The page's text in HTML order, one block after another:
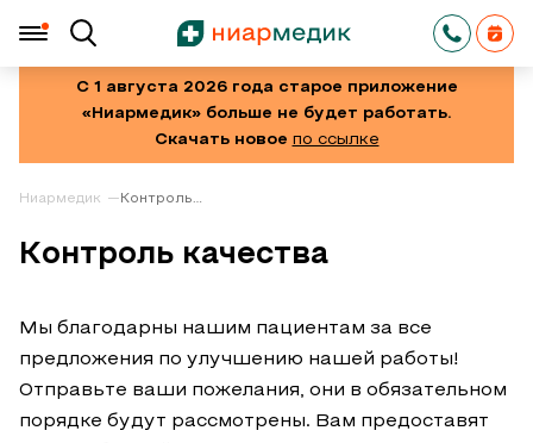
С 1 августа 2026 года старое приложение
«Ниармедик» больше не будет работать.
Скачать новое по ссылке
Ниармедик
Контроль
Контроль качества
Мы благодарны нашим пациентам за все
предложения по улучшению нашей работы!
Отправьте ваши пожелания, они в обязательном
порядке будут рассмотрены. Вам предоставят